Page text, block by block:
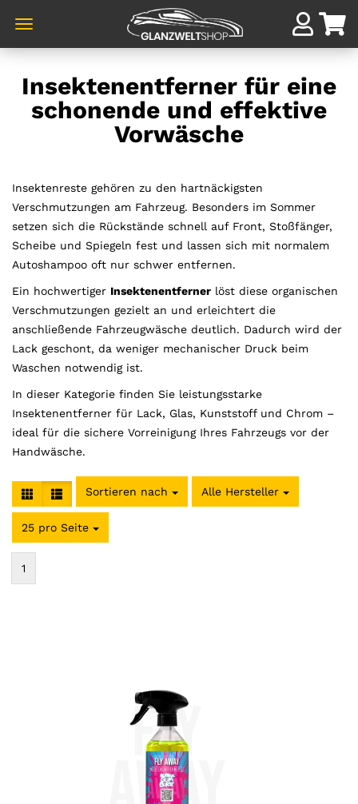
Hauptinhalt
Insektenentferner für eine
schonende und effektive
Vorwäsche
Insektenreste gehören zu den hartnäckigsten
Verschmutzungen am Fahrzeug. Besonders im Sommer
setzen sich die Rückstände schnell auf Front, Stoßfänger,
Scheibe und Spiegeln fest und lassen sich mit normalem
Autoshampoo oft nur schwer entfernen.
Ein hochwertiger Insektenentferner löst diese organischen
Verschmutzungen gezielt an und erleichtert die
anschließende Fahrzeugwäsche deutlich. Dadurch wird der
Lack geschont, da weniger mechanischer Druck beim
Waschen notwendig ist.
In dieser Kategorie finden Sie leistungsstarke
Insektenentferner für Lack, Glas, Kunststoff und Chrom –
ideal für die sichere Vorreinigung Ihres Fahrzeugs vor der
Handwäsche.
Sortieren nach Alle Hersteller
25 pro Seite
pro Seite
1